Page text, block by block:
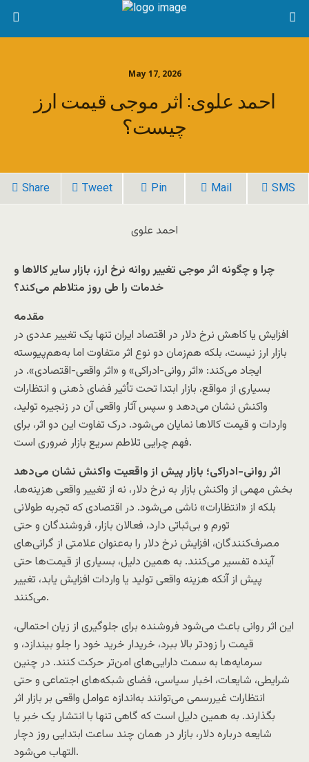
May 17, 2026
احمد علوی: اثر موجی قیمت ارز
چیست؟
Share Tweet Pin Mail SMS
احمد علوی
چرا و چگونه اثر موجی تغییر روانه نرخ ارز، بازار سایر کالاها و
خدمات را طی روز متلاطم می‌کند؟
مقدمه
افزایش یا کاهش نرخ دلار در اقتصاد ایران تنها یک تغییر عددی در
بازار ارز نیست، بلکه هم‌زمان دو نوع اثر متفاوت اما به‌هم‌پیوسته
ایجاد می‌کند: «اثر روانی-ادراکی» و «اثر واقعی-اقتصادی». در
بسیاری از مواقع، بازار ابتدا تحت تأثیر فضای ذهنی و انتظارات
واکنش نشان می‌دهد و سپس آثار واقعی آن در زنجیره تولید،
واردات و قیمت کالاها نمایان می‌شود. درک تفاوت این دو اثر، برای
فهم چرایی تلاطم سریع بازار ضروری است.
اثر روانی-ادراکی؛ بازار پیش از واقعیت واکنش نشان می‌دهد
بخش مهمی از واکنش بازار به نرخ دلار، نه از تغییر واقعی هزینه‌ها،
بلکه از «انتظارات» ناشی می‌شود. در اقتصادی که تجربه طولانی
تورم و بی‌ثباتی دارد، فعالان بازار، فروشندگان و حتی
مصرف‌کنندگان، افزایش نرخ دلار را به‌عنوان علامتی از گرانی‌های
آینده تفسیر می‌کنند. به همین دلیل، بسیاری از قیمت‌ها حتی
پیش از آنکه هزینه واقعی تولید یا واردات افزایش یابد، تغییر
می‌کنند.
این اثر روانی باعث می‌شود فروشنده برای جلوگیری از زیان احتمالی،
قیمت را زودتر بالا ببرد، خریدار خرید خود را جلو بیندازد، و
سرمایه‌ها به سمت دارایی‌های امن‌تر حرکت کنند. در چنین
شرایطی، شایعات، اخبار سیاسی، فضای شبکه‌های اجتماعی و حتی
انتظارات غیررسمی می‌توانند به‌اندازه عوامل واقعی بر بازار اثر
بگذارند. به همین دلیل است که گاهی تنها با انتشار یک خبر یا
شایعه درباره دلار، بازار در همان چند ساعت ابتدایی روز دچار
التهاب می‌شود.